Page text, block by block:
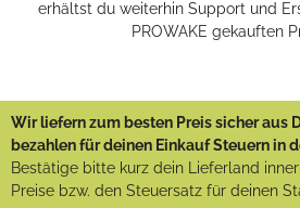
erhältst du weiterhin Support und
PROWAKE gekauften
Wir liefern zum besten Preis sicher aus
bezahlen für deinen Einkauf Steuern in
Bestätige bitte kurz dein Lieferland
Preise bzw. den Steuersatz für deinen